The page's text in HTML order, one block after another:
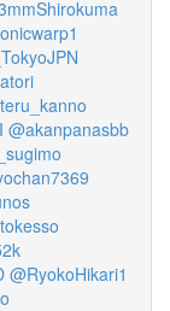
@akanpanasbb
@RyokoHikari1